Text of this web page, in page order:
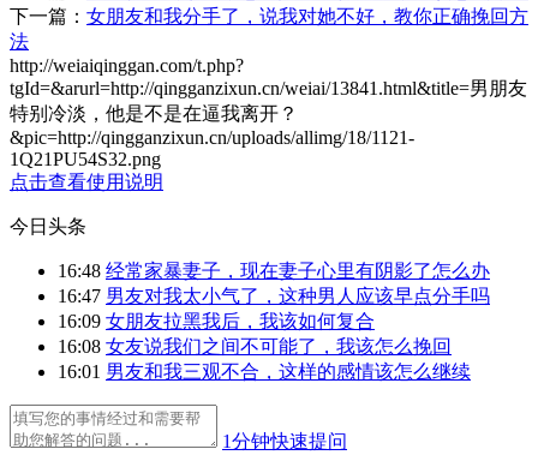
下一篇： 女朋友和我分手了，说我对她不好，教你正确挽回方
法
http://weiaiqinggan.com/t.php?
tgId=&arurl=http://qingganzixun.cn/weiai/13841.html&title=男朋友
特别冷淡，他是不是在逼我离开？
&pic=http://qingganzixun.cn/uploads/allimg/18/1121-
1Q21PU54S32.png
点击查看使用说明
今日头条
16:48 经常家暴妻子，现在妻子心里有阴影了怎么办
16:47 男友对我太小气了，这种男人应该早点分手吗
16:09 女朋友拉黑我后，我该如何复合
16:08 女友说我们之间不可能了，我该怎么挽回
16:01 男友和我三观不合，这样的感情该怎么继续
1分钟快速提问